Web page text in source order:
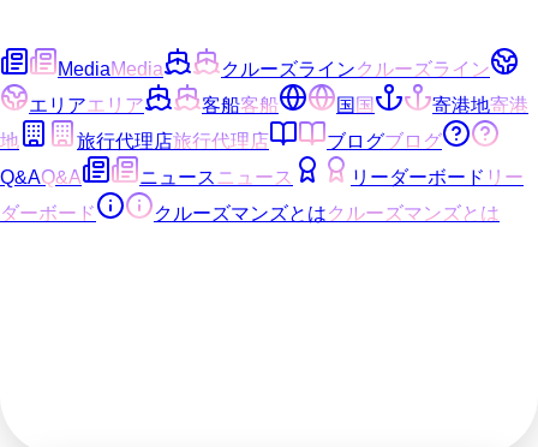
MediaMedia クルーズラインクルーズライン
エリアエリア 客船客船 国国 寄港地寄港
地
旅行代理店旅行代理店 ブログブログ
Q&AQ&A ニュース ニュース リーダーボード リー
ダーボード
クルーズマンズとはクルーズマンズとは